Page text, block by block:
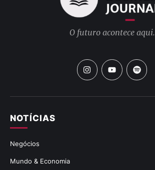
NOTÍCIAS
Negócios
Mundo & Economia
O futuro acontece aqui.